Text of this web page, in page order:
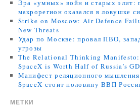
Эра «умных» войн и старых элит:
макрорегион оказался в ловушке
Strike on Moscow: Air Defence
New Threats
Удар по Москве: провал ПВО,
угрозы
The Relational Thinking
SpaceX is Worth Half of Russia’s
Манифест реляционного
SpaceX стоит половину ВВП
МЕТКИ